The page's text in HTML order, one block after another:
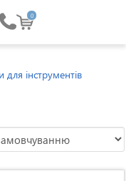
0
інструментів